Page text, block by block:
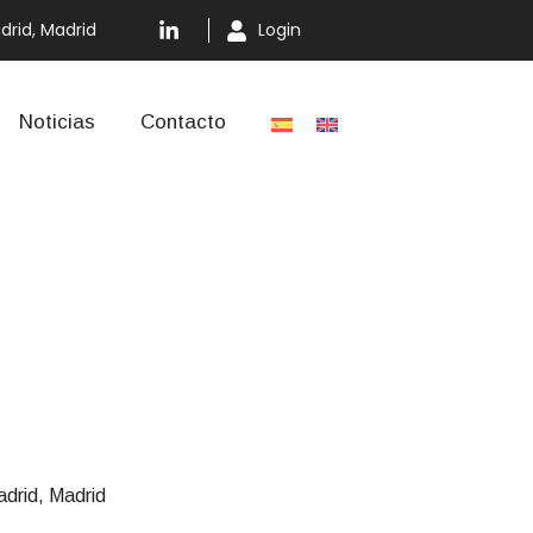
Madrid Login
Noticias Contacto
Madrid